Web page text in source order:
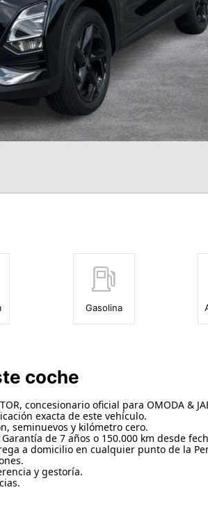
Gasolina
coche
concesionario oficial para OMODA &
exacta de este vehículo.
seminuevos y kilómetro cero.
de 7 años o 150.000 km desde
a domicilio en cualquier punto de la
y gestoría.